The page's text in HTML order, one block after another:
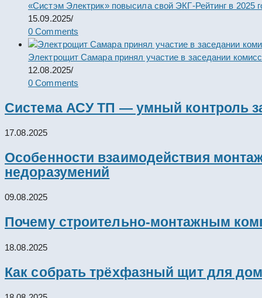
«Систэм Электрик» повысила свой ЭКГ-Рейтинг в 2025
15.09.2025/
0 Comments
Электрощит Самара принял участие в заседании
12.08.2025/
0 Comments
Система АСУ ТП — умный контроль
17.08.2025
Особенности взаимодействия
недоразумений
09.08.2025
Почему строительно-монтажным
18.08.2025
Как собрать трёхфазный щит для